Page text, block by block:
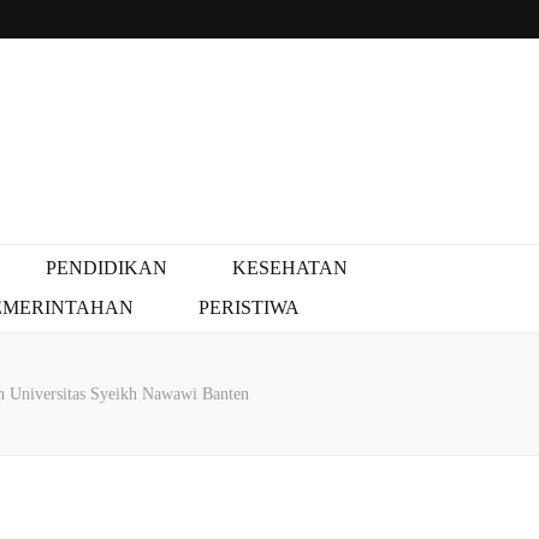
PENDIDIKAN
KESEHATAN
PERISTIWA
Universitas Syeikh Nawawi Banten